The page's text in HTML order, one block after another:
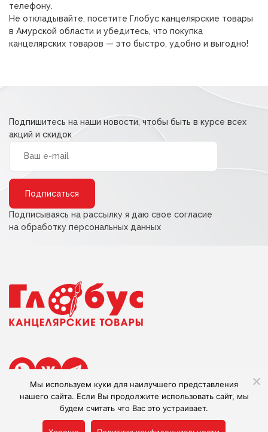
телефону.
Не откладывайте, посетите Глобус канцелярские товары
в Амурской области и убедитесь, что покупка
канцелярских товаров — это быстро, удобно и выгодно!
Подпишитесь на наши новости, чтобы быть в курсе всех
акций и скидок
Подписываясь на рассылку я даю свое согласие
на обработку персональных данных
Сделано в Adlibis
Мы используем куки для наилучшего представления
нашего сайта. Если Вы продолжите использовать сайт, мы
будем считать что Вас это устраивает.